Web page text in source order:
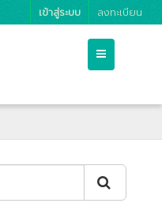
เข้าสู่ระบบ ลงทะเบียน